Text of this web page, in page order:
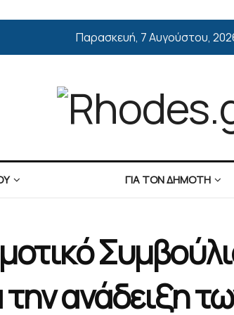
Παρασκευή, 7 Αυγούστου,
ΓΙΑ ΤΟΝ ΔΗΜΟΤΗ
ανάδειξη